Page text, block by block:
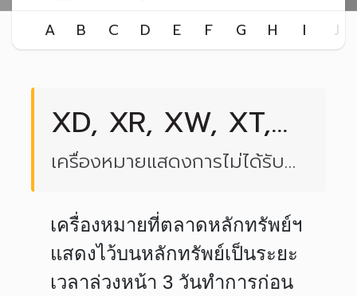
A B C D E F G H I J
XD, XR, XW, XT,
XM, XE, ,XN, XB,
เครื่องหมายแสดงการไม่ได้รับ
เครื่องหมายที่ตลาดหลักทรัพย์ฯ
แสดงไว้บนหลักทรัพย์เป็นระยะ
เวลาล่วงหน้า 3 วันทำการก่อน